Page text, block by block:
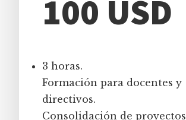
100 USD
3 horas.
Formación para docentes y
directivos.
Consolidación de proyectos